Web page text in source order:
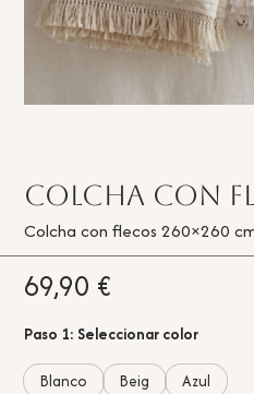
Colcha con
Colcha con flecos 260×260
69,90 €
Paso 1: Seleccionar color
Blanco Beig Azul